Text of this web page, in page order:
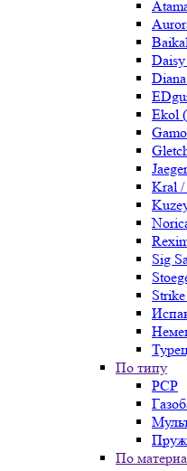
Ekol
Kral /
Sig
По типу
PCP
По